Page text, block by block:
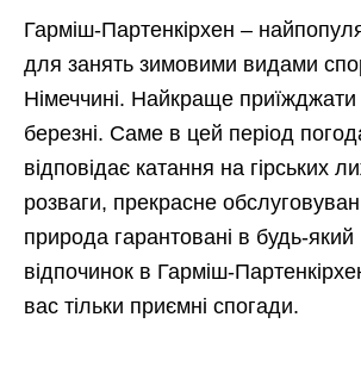
Гарміш-Партенкірхен –
для занять зимовими видами
Німеччині. Найкраще приїжджати
березні. Саме в цей період
відповідає катання на гірських
розваги, прекрасне
природа гарантовані в будь-який
відпочинок в Гарміш-
вас тільки приємні спогади.